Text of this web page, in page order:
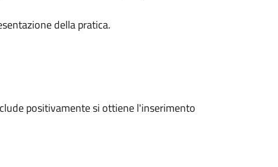
della pratica.
positivamente si ottiene l'inserimento